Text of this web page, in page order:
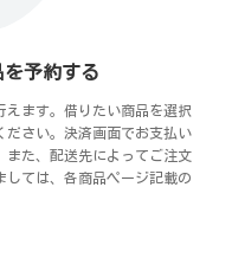
を予約する
ます。借りたい商品を選択
ださい。決済画面でお支払い
また、配送先によってご注文
ては、各商品ページ記載の